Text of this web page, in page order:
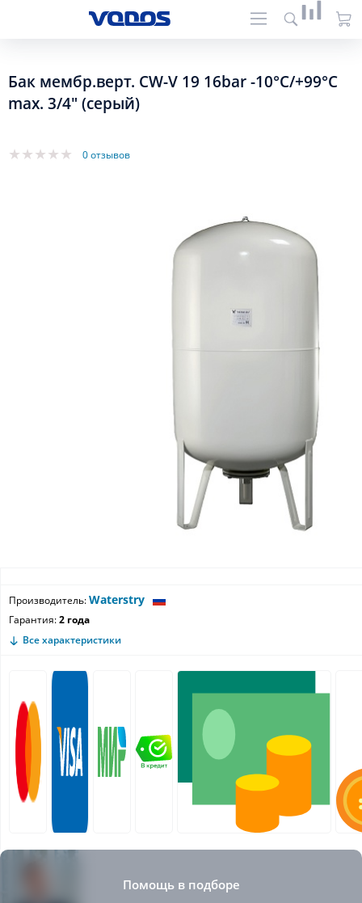
Бак мембр.верт. CW-V 19 16bar -10°C/+99°C
max. 3/4" (серый)
0 отзывов
Производитель:Waterstry
Гарантия:2 года
Все характеристики
Помощь в подборе